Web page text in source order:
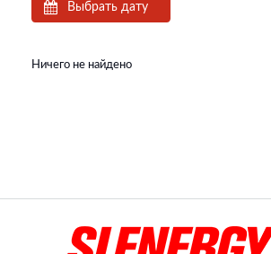
Выбрать дату
Ничего не найдено